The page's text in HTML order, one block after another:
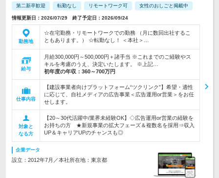
第二新卒歓迎 転勤なし リモートワーク可 女性のおしごと掲載中
情報更新日：2026/07/29 終了予定日：2026/09/24
勤務地
☆在宅勤務・リモートワークでの勤務 （月に数回出社するこ
ともあります。） ☆転勤なし！ ＜本社＞…
給与
月給300,000円～500,000円＋諸手当 ※これまでのご経験やス
キルを考慮のうえ、決定いたします。 ※上記…
初年度の年収： 360～700万円
仕事内容
【建設事業者向けプラットフォーム“ツクリンク”】希望・適性
に応じて、自社メディアの広告事業＜広告運用or営業＞をお任
せします。
対象と
なる方
【20～30代活躍中/業界未経験OK】◇広告運用or営業の経験を
お持ちの方 ★新規事業の拡大フェーズ＆複数名を採用⇒収入
UP＆キャリアUPのチャンスも◎
企業データ
設立：2012年7月／本社所在地：東京都